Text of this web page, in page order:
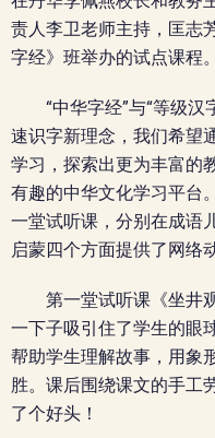
责人李卫老师主持，匡志
字经》班举办的试点课程。
“中华字经”与“等级汉
速识字新理念，我们希望
学习，探索出更为丰富的
有趣的中华文化学习平台
一堂试听课，分别在成语
启蒙四个方面提供了网络
第一堂试听课《坐井观
一下子吸引住了学生的眼
帮助学生理解故事，用象
胜。课后围绕课文的手工
了个好头！